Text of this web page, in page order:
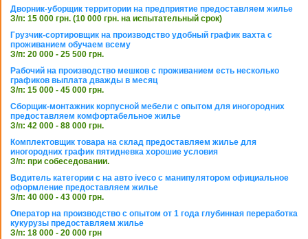
Дворник-уборщик территории на предприятие предоставляем жилье
З/п: 15 000 грн. (10 000 грн. на испытательный срок)
Грузчик-сортировщик на производство удобный график вахта с
проживанием обучаем всему
З/п: 20 000 - 25 500 грн.
Рабочий на производство мешков с проживанием есть несколько
графиков выплата дважды в месяц
З/п: 15 000 - 45 000 грн.
Сборщик-монтажник корпусной мебели с опытом для иногородних
предоставляем комфортабельное жилье
З/п: 42 000 - 88 000 грн.
Комплектовщик товара на склад предоставляем жилье для
иногородних график пятидневка хорошие условия
З/п: при собеседовании.
Водитель категории с на авто iveco с манипулятором официальное
оформление предоставляем жилье
З/п: 40 000 - 43 000 грн.
Оператор на производство с опытом от 1 года глубинная переработка
кукурузы предоставляем жилье
З/п: 18 000 - 20 000 грн